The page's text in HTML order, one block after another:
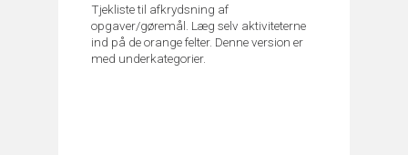
Tjekliste til afkrydsning af
opgaver/gøremål. Læg selv aktiviteterne
ind på de orange felter. Denne version er
med underkategorier.